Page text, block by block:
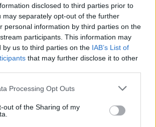
disclosed to third parties prior to
may separately opt-out of the further
personal information by third parties on the
participants. This information may
by us to third parties on the IAB’s List of
that may further disclose it to other
Processing Opt Outs
out of the Sharing of my
πείνα: Ο λόγος
καταβροχθίσεις τα
άσκηση
2026
νοσήματα
μνημεία που
μας
2026